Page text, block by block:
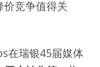
竞争值得关
在瑞银45届媒体